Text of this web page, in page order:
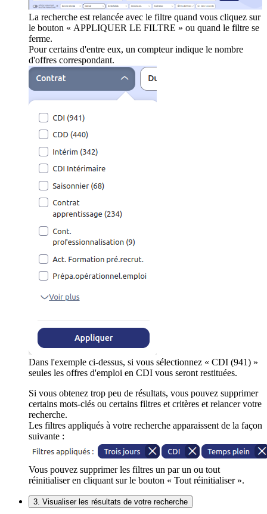
La recherche est relancée avec le filtre quand vous cliquez sur
le bouton « APPLIQUER LE FILTRE » ou quand le filtre se
ferme.
Pour certains d'entre eux, un compteur indique le nombre
d'offres correspondant.
Dans l'exemple ci-dessus, si vous sélectionnez « CDI (941) »
seules les offres d'emploi en CDI vous seront restituées.
Si vous obtenez trop peu de résultats, vous pouvez supprimer
certains mots-clés ou certains filtres et critères et relancer votre
recherche.
Les filtres appliqués à votre recherche apparaissent de la façon
suivante :
Vous pouvez supprimer les filtres un par un ou tout
réinitialiser en cliquant sur le bouton « Tout réinitialiser ».
3. Visualiser les résultats de votre recherche